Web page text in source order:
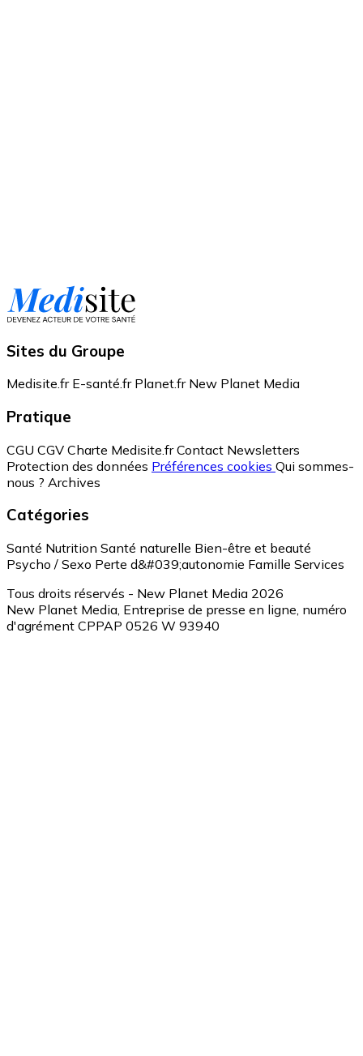
Sites du Groupe
Medisite.fr E-santé.fr Planet.fr New Planet Media
Pratique
CGU CGV Charte Medisite.fr Contact Newsletters
Protection des données Préférences cookies Qui sommes-
nous ? Archives
Catégories
Santé Nutrition Santé naturelle Bien-être et beauté
Psycho / Sexo Perte d&#039;autonomie Famille Services
Tous droits réservés - New Planet Media 2026
New Planet Media, Entreprise de presse en ligne, numéro
d'agrément CPPAP 0526 W 93940